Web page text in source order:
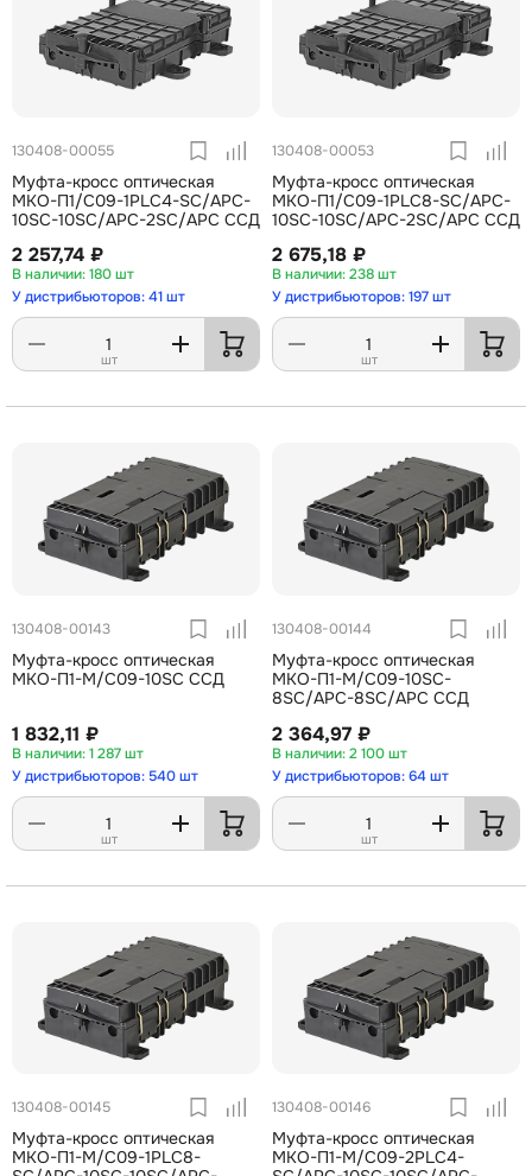
130408-00055
Муфта-кросс оптическая
МКО-П1/С09-1PLC4-SC/APC-
10SC-10SC/APC-2SC/APC ССД
2 257,74 ₽
180 шт
У дистрибьюторов: 41 шт
шт
130408-00053
Муфта-кросс оптическая
МКО-П1/С09-1PLC8-SC/APC-
10SC-10SC/APC-2SC/APC ССД
2 675,18 ₽
238 шт
У дистрибьюторов: 197 шт
шт
130408-00143
Муфта-кросс оптическая
МКО-П1-М/С09-10SC ССД
1 832,11 ₽
1 287 шт
У дистрибьюторов: 540 шт
шт
130408-00144
Муфта-кросс оптическая
МКО-П1-М/С09-10SC-
8SC/APC-8SC/APC ССД
2 364,97 ₽
2 100 шт
У дистрибьюторов: 64 шт
шт
130408-00145
Муфта-кросс оптическая
МКО-П1-М/C09-1PLC8-
130408-00146
Муфта-кросс оптическая
МКО-П1-М/C09-2PLC4-